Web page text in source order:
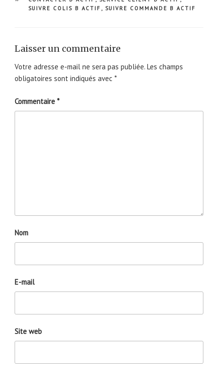
SUIVRE COLIS B ACTIF , SUIVRE COMMANDE B ACTIF
Laisser un commentaire
Votre adresse e-mail ne sera pas publiée. Les champs
obligatoires sont indiqués avec *
Commentaire *
Nom
E-mail
Site web